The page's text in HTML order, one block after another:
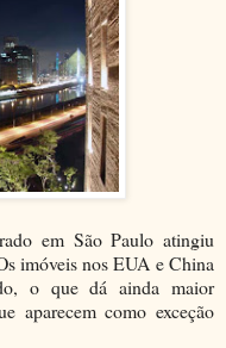
em São Paulo atingiu
imóveis nos EUA e China
o que dá ainda maior
aparecem como exceção